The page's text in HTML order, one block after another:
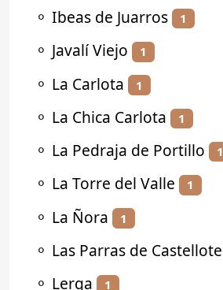
⚬ Ibeas de Juarros 1
⚬ Javalí Viejo 1
⚬ La Carlota 1
⚬ La Chica Carlota 1
⚬ La Pedraja de Portillo 1
⚬ La Torre del Valle 1
⚬ La Ñora 1
⚬ Las Parras de Castellote
⚬ Lerga 1